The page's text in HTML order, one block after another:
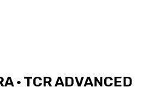
· TCR ADVANCED